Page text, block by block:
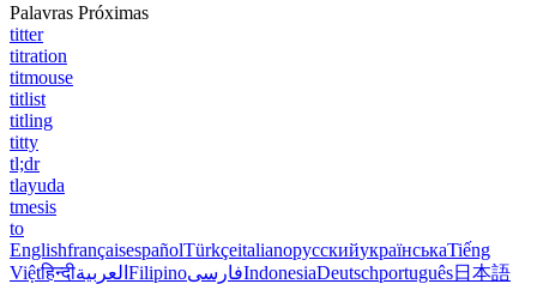
Palavras Próximas
titter
titration
titmouse
titlist
titling
titty
tl;dr
tlayuda
tmesis
to
EnglishfrançaisespañolTürkçeitalianoрусскийукраїнськаTiếng
Việtहिन्दीالعربية FilipinoفارسیIndonesiaDeutschportuguês日本語